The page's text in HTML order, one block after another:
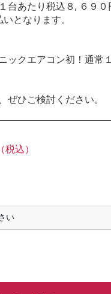
台あたり税込８, ６９０
となります。
ックエアコン初！通常
ぜひご検討ください。
（税込）